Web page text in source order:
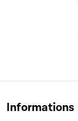
Informations